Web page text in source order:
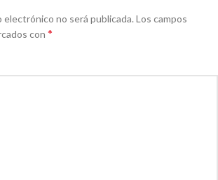
no será publicada. Los campos
con *